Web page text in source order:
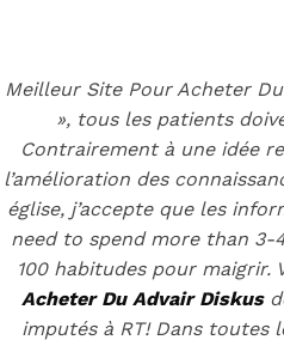
OECD
Mineral Supply Chain
Search
for:
Type
hit
enter
F
Meilleur Site Pour Acheter
», tous les patients
Contrairement à une idée
l’amélioration des
église, j’accepte que les
need to spend more than 3-
100 habitudes pour
Acheter Du Advair Diskus
imputés à RT! Dans toutes